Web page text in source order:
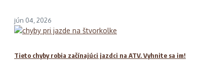
jún 04, 2026
Tieto chyby robia začínajúci jazdci na ATV. Vyhnite sa im!